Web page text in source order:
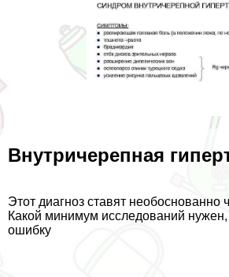
Внутричерепная
Этот диагноз ставят необоснованно
Какой минимум исследований
ошибку